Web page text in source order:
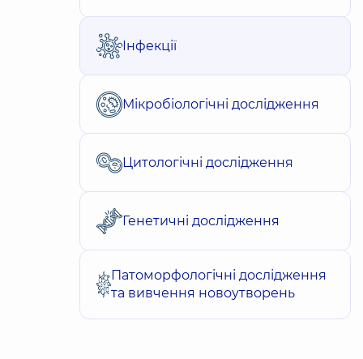
Інфекції
Мікробіологічні дослідження
Цитологічні дослідження
Генетичні дослідження
Патоморфологічні дослідження
та вивчення новоутворень